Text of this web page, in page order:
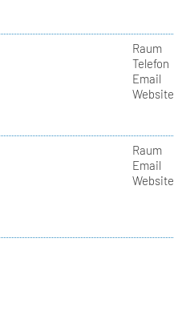
Raum
Telefon
Email
Website
Raum
Email
Website